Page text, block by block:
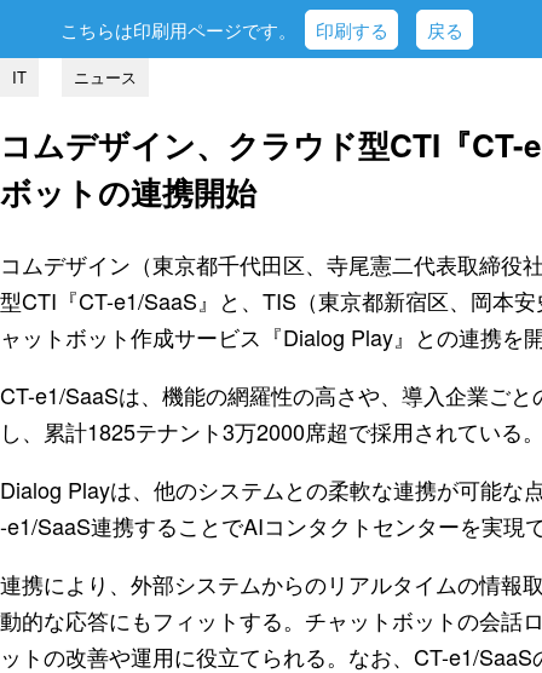
こちらは印刷用ページです。 印刷する 戻る
IT ニュース
コムデザイン、クラウド型CTI『CT-
ボットの連携開始
コムデザイン（東京都千代田区、寺尾憲二代表取締役
型CTI『CT-e1/SaaS』と、TIS（東京都新宿区、岡本
ャットボット作成サービス『Dialog Play』との連携を
CT-e1/SaaSは、機能の網羅性の高さや、導入企業ご
し、累計1825テナント3万2000席超で採用されている
Dialog Playは、他のシステムとの柔軟な連携が可能な
-e1/SaaS連携することでAIコンタクトセンターを実現
連携により、外部システムからのリアルタイムの情報
動的な応答にもフィットする。チャットボットの会話
ットの改善や運用に役立てられる。なお、CT-e1/